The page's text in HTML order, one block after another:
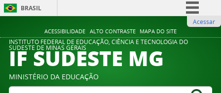
ACESSIBILIDADE ALTO CONTRASTE MAPA DO SITE
BRASIL
Comunica BR
Participe
Legislação
Acessar
INSTITUTO FEDERAL DE EDUCAÇÃO, CIÊNCIA E TECNOLOGIA DO
SUDESTE DE MINAS GERAIS
IF SUDESTE MG
MINISTÉRIO DA EDUCAÇÃO
Buscar no portal